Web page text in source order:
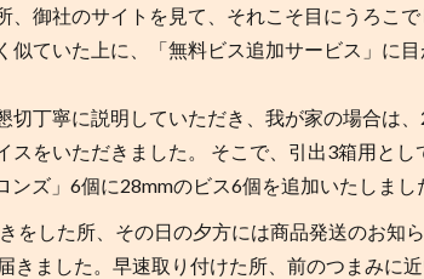
御社のサイトを見て、それこそ目にうろこで
似ていた上に、「無料ビス追加サービス」に目
丁寧に説明していただき、我が家の場合は、
スをいただきました。 そこで、引出3箱用とし
ズ」6個に28mmのビス6個を追加いたしまし
をした所、その日の夕方には商品発送のお知
きました。早速取り付けた所、前のつまみに